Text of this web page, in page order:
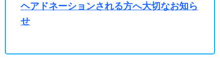
ヘアドネーションされる方へ大切なお知ら
せ